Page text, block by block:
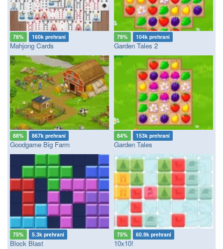
78% 160k prehraní
Mahjong Cards
79% 104k prehraní
Garden Tales 2
88% 867k prehraní
Goodgame Big Farm
84% 153k prehraní
Garden Tales
75% 5.3k prehraní
Block Blast
75% 60.9k prehraní
10x10!